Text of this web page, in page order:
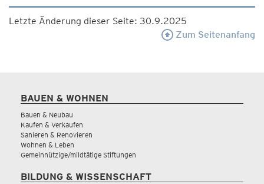
Letzte Änderung dieser Seite: 30.9.2025
Zum Seitenanfang
BAUEN & WOHNEN
Bauen & Neubau
Kaufen & Verkaufen
Sanieren & Renovieren
Wohnen & Leben
Gemeinnützige/mildtätige Stiftungen
BILDUNG & WISSENSCHAFT